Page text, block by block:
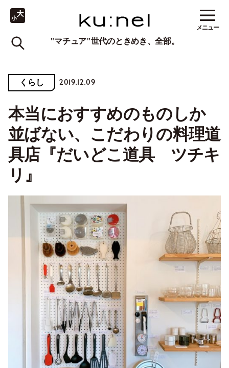
"マチュア"世代のときめき、全部。
メニュー
くらし 2019.12.09
本当におすすめのものしか
並ばない、こだわりの料理道
具店『だいどこ道具 ツチキ
リ』